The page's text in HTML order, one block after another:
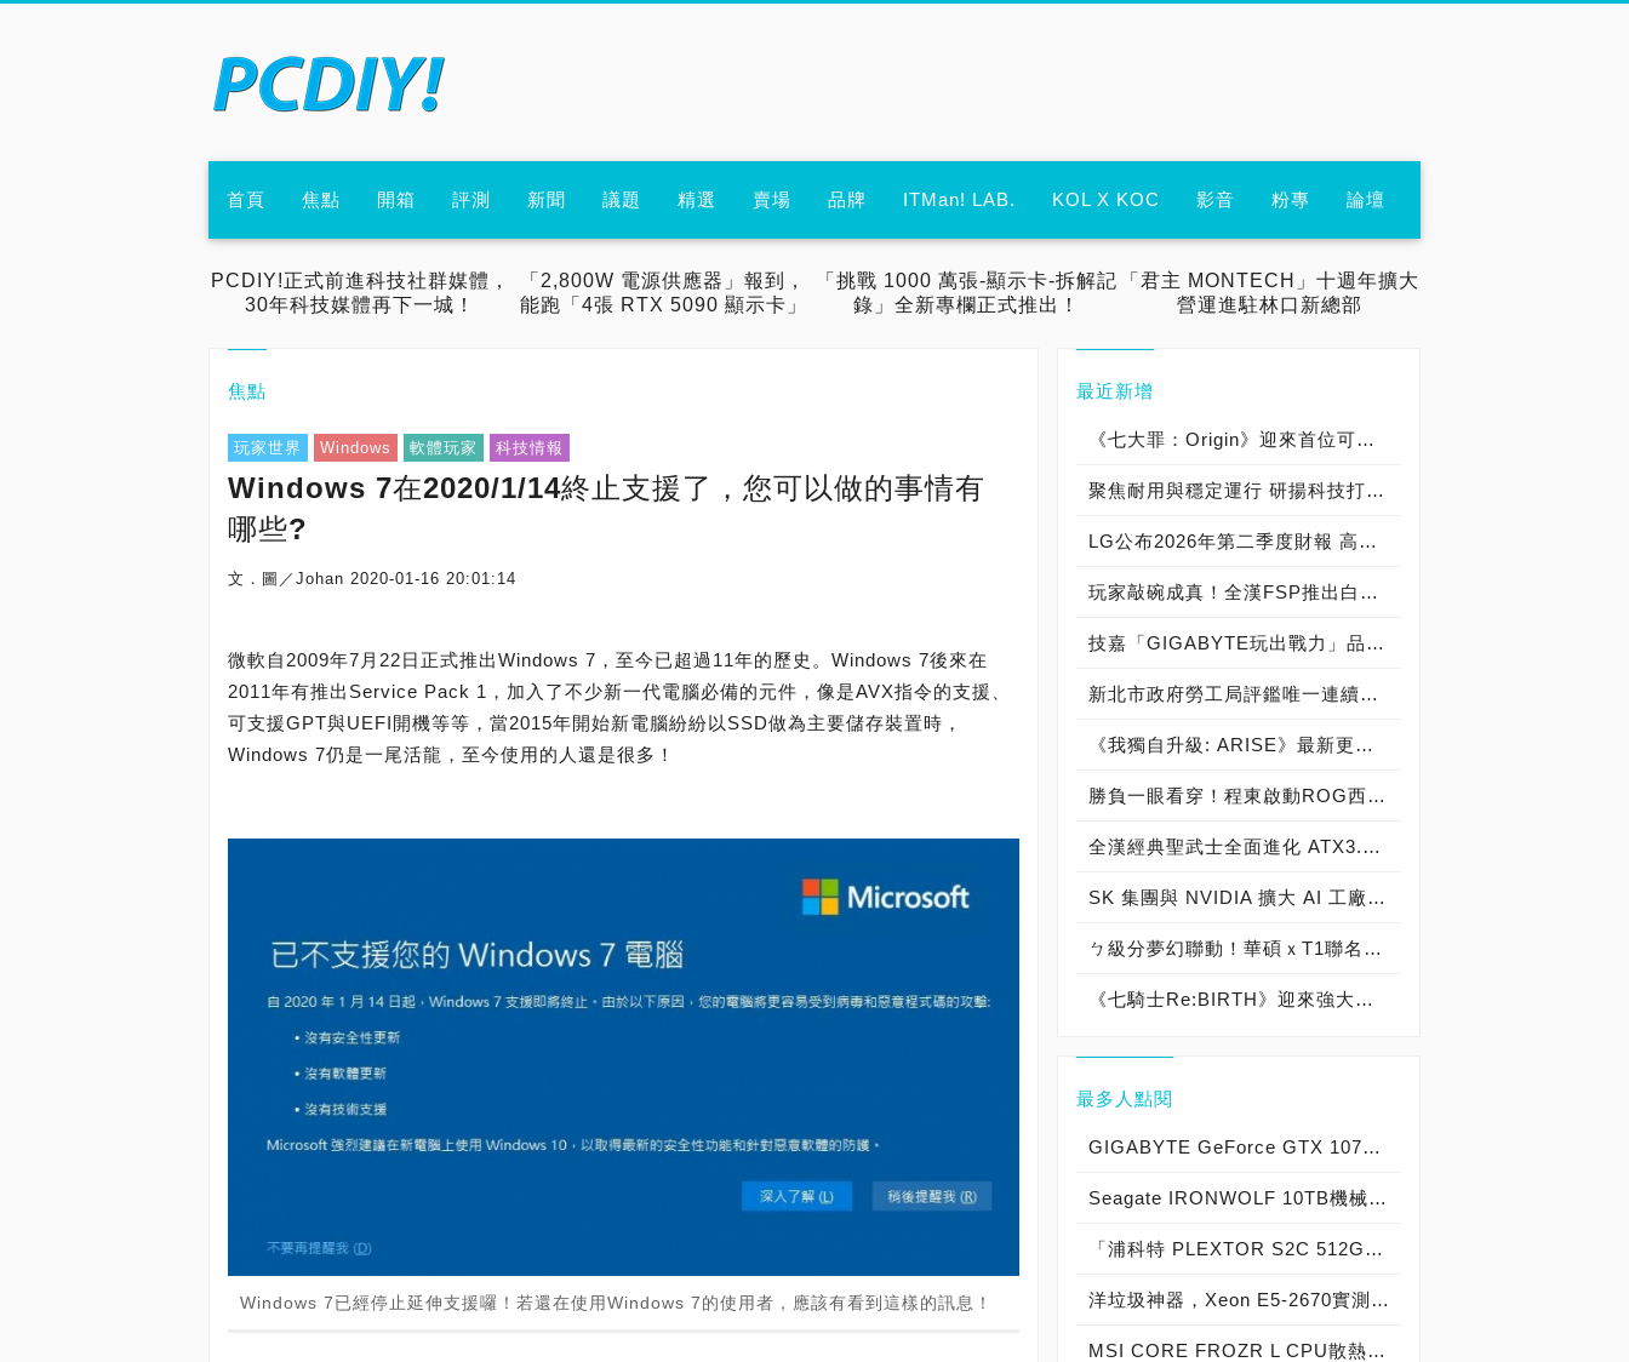
首頁 焦點 開箱 評測 新聞 議題 精選 賣場 品牌 ITMan! LAB. KOL X KOC 影音 粉專 論壇
PCDIY!正式前進科技社群媒體，
30年科技媒體再下一城！
「2,800W 電源供應器」報到，
能跑「4張 RTX 5090 顯示卡」
「挑戰 1000 萬張-顯示卡-拆解記
錄」全新專欄正式推出！
「君主 MONTECH」十週年擴大
營運進駐林口新總部
焦點
玩家世界 Windows 軟體玩家 科技情報
Windows 7在2020/1/14終止支援了，您可以做的事情有
哪些?
文．圖／Johan 2020-01-16 20:01:14
微軟自2009年7月22日正式推出Windows 7，至今已超過11年的歷史。Windows 7後來在
2011年有推出Service Pack 1，加入了不少新一代電腦必備的元件，像是AVX指令的支援、
可支援GPT與UEFI開機等等，當2015年開始新電腦紛紛以SSD做為主要儲存裝置時，
Windows 7仍是一尾活龍，至今使用的人還是很多！
Windows 7已經停止延伸支援囉！若還在使用Windows 7的使用者，應該有看到這樣的訊息！
最近新增
《七大罪：Origin》迎來首位可遊玩十誡角色「德里艾利」
聚焦耐用與穩定運行 研揚科技打造新一代 COM Express Type 6 模組
LG公布2026年第二季度財報 高附加價值產品銷售成長與成本競爭力提升，營業獲利年增 147%
玩家敲碗成真！全漢FSP推出白色 VITA PM MIT 1000W 靜音電源純白上市！ MIT 白金電源首度披上純白戰袍，支援 ATX 3.1、PCIe 5.1，10年保固！
技嘉「GIGABYTE玩出戰力」品牌活動8/3讓玩家「找到專屬配備」
新北市政府勞工局評鑑唯一連續三年獲獎企業！ 宏正三度榮膺新北市政府<友善移工企業>殊榮
《我獨自升級: ARISE》最新更新 成振宇覺醒闇影君主繼承者
勝負一眼看穿！程東啟動ROG西風之神 雙螢幕AI致勝全局
全漢經典聖武士全面進化 ATX3.1，價格不變！FSP VIC BD+ 電競入門最強銅牌電源！ ATX 3.1、全新壓紋線材、登錄享 5 年保固，打造新世代入門電競首選
SK 集團與 NVIDIA 擴大 AI 工廠與次世代記憶體策略合作 規模逾 5,000 億美元的 NVIDIA-SK AI 計畫（NVIDIA-SK AI Initiative）， 涵蓋 SK Telecom 最高達 2GW 的 AI 工廠，以及與 SK 海力士的長期 AI 記憶體合作
ㄅ級分夢幻聯動！華碩ｘT1聯名顯示卡全台盛大開賣
《七騎士Re:BIRTH》迎來強大的全新英雄[天劍]宣嵐 同步推出韓國主題劇情
最多人點閱
GIGABYTE GeForce GTX 1070 Xtreme Gaming實測開箱，電競級顯示卡中的頂尖之作！
Seagate IRONWOLF 10TB機械硬碟實測開箱，氦氣填充那嘶狼守護者NAS HDD
「浦科特 PLEXTOR S2C 512GB SSD」實測開箱，超值型固態硬碟中的優質好貨！
洋垃圾神器，Xeon E5-2670實測開箱大作戰！
MSI CORE FROZR L CPU散熱器實測開箱，微星電競產品再添新兵